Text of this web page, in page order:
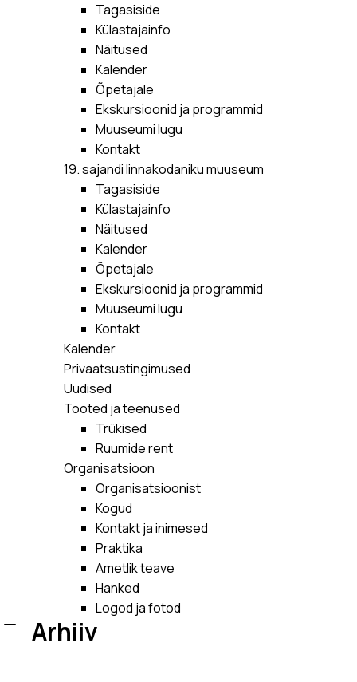
Tagasiside
Külastajainfo
Näitused
Kalender
Õpetajale
Ekskursioonid ja programmid
Muuseumi lugu
Kontakt
19. sajandi linnakodaniku muuseum
Tagasiside
Külastajainfo
Näitused
Kalender
Õpetajale
Ekskursioonid ja programmid
Muuseumi lugu
Kontakt
Kalender
Privaatsustingimused
Uudised
Tooted ja teenused
Trükised
Ruumide rent
Organisatsioon
Organisatsioonist
Kogud
Kontakt ja inimesed
Praktika
Ametlik teave
Hanked
Logod ja fotod
Arhiiv